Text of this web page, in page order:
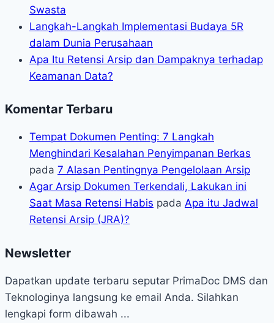
Swasta
Langkah-Langkah Implementasi Budaya 5R
dalam Dunia Perusahaan
Apa Itu Retensi Arsip dan Dampaknya terhadap
Keamanan Data?
Komentar Terbaru
Tempat Dokumen Penting: 7 Langkah
Menghindari Kesalahan Penyimpanan Berkas
pada 7 Alasan Pentingnya Pengelolaan Arsip
Agar Arsip Dokumen Terkendali, Lakukan ini
Saat Masa Retensi Habis pada Apa itu Jadwal
Retensi Arsip (JRA)?
Newsletter
Dapatkan update terbaru seputar PrimaDoc DMS dan
Teknologinya langsung ke email Anda. Silahkan
lengkapi form dibawah ...